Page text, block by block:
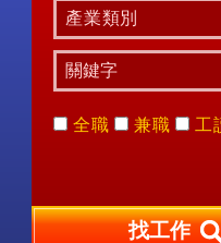
產業類別
全職 兼職 工
找工作